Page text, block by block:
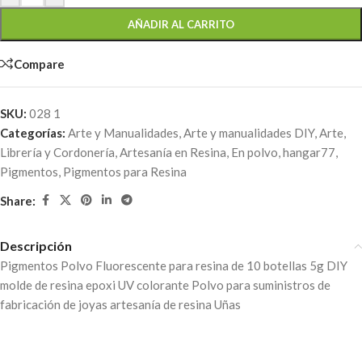
AÑADIR AL CARRITO
Compare
SKU: 028 1
Categorías: Arte y Manualidades,Arte y manualidades DIY,Arte,
Librería y Cordonería,Artesanía en Resina, En polvo,hangar77,
Pigmentos, Pigmentos para Resina
Share:
Descripción
Pigmentos Polvo Fluorescente para resina de 10 botellas 5g DIY
molde de resina epoxi UV colorante Polvo para suministros de
fabricación de joyas artesanía de resina Uñas